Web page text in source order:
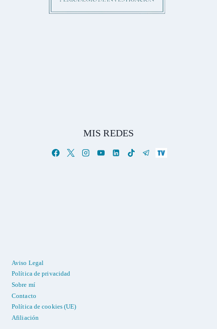
MIS REDES
Aviso Legal
Política de privacidad
Sobre mí
Contacto
Política de cookies (UE)
Afiliación